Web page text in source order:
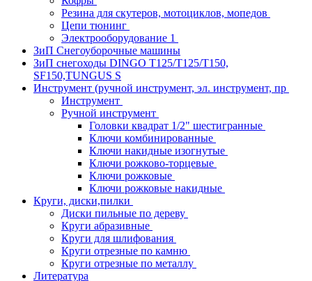
Резина для скутеров, мотоциклов, мопедов
Цепи тюнинг
Электрооборудование 1
ЗиП Снегоуборочные машины
ЗиП снегоходы DINGO T125/T125/T150,
SF150,TUNGUS S
Инструмент (ручной инструмент, эл. инструмент, пр
Инструмент
Ручной инструмент
Головки квадрат 1/2" шестигранные
Ключи комбинированные
Ключи накидные изогнутые
Ключи рожково-торцевые
Ключи рожковые
Ключи рожковые накидные
Круги, диски,пилки
Диски пильные по дереву
Круги абразивные
Круги для шлифования
Круги отрезные по камню
Круги отрезные по металлу
Литература